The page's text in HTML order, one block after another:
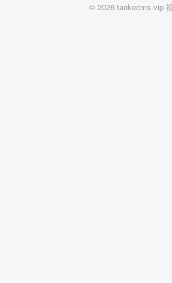
© 2026 taokecms.vip